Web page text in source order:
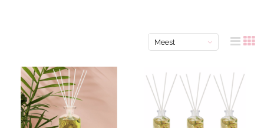
Meest